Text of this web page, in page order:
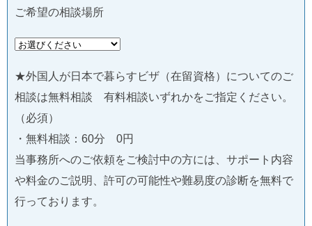
ご希望の相談場所
★外国人が日本で暮らすビザ（在留資格）についてのご
相談は無料相談 有料相談いずれかをご指定ください。
（必須）
・無料相談：60分 0円
当事務所へのご依頼をご検討中の方には、サポート内容
や料金のご説明、許可の可能性や難易度の診断を無料で
行っております。